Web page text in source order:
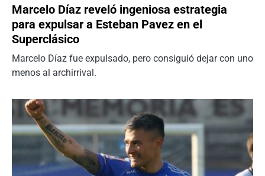
Marcelo Díaz reveló ingeniosa estrategia
para expulsar a Esteban Pavez en el
Superclásico
Marcelo Díaz fue expulsado, pero consiguió dejar con uno
menos al archirrival.